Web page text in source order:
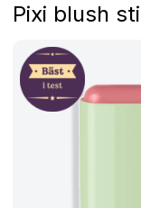
Pixi blush